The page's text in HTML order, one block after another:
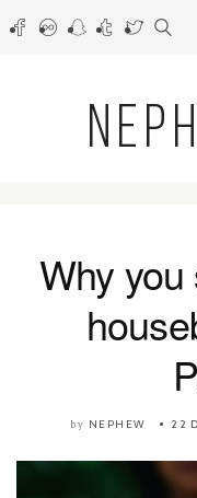
Why
by NEPHEW 22